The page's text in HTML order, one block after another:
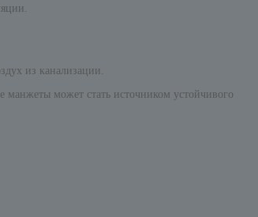
из канализации.
может стать источником устойчивого